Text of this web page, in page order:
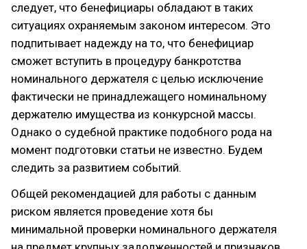
следует, что бенефициары обладают в таких
ситуациях охраняемым законом интересом. Это
подпитывает надежду на то, что бенефициар
сможет вступить в процедуру банкротства
номинального держателя с целью исключение
фактически не принадлежащего номинальному
держателю имущества из конкурсной массы.
Однако о судебной практике подобного рода на
момент подготовки статьи не известно. Будем
следить за развитием событий.
Общей рекомендацией для работы с данным
риском является проведение хотя бы
минимальной проверки номинального держателя